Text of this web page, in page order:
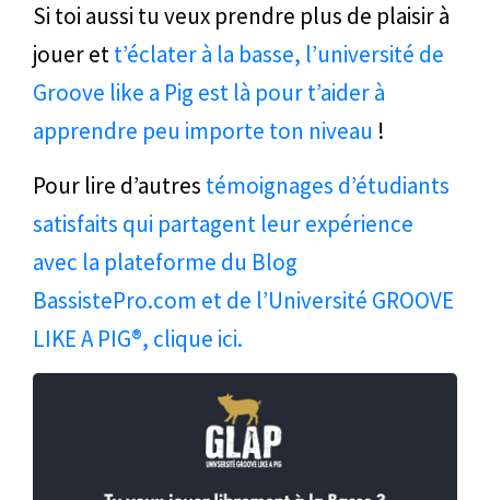
Si toi aussi tu veux prendre plus de plaisir à
jouer ett’éclater à la basse, l’université de
Groove like a Pig est là pour t’aider à
apprendre peu importe ton niveau !
Pour lire d’autres témoignages d’étudiants
satisfaits qui partagent leur expérience
avec la plateforme du Blog
BassistePro.com et de l’Université GROOVE
LIKE A PIG®, clique ici.